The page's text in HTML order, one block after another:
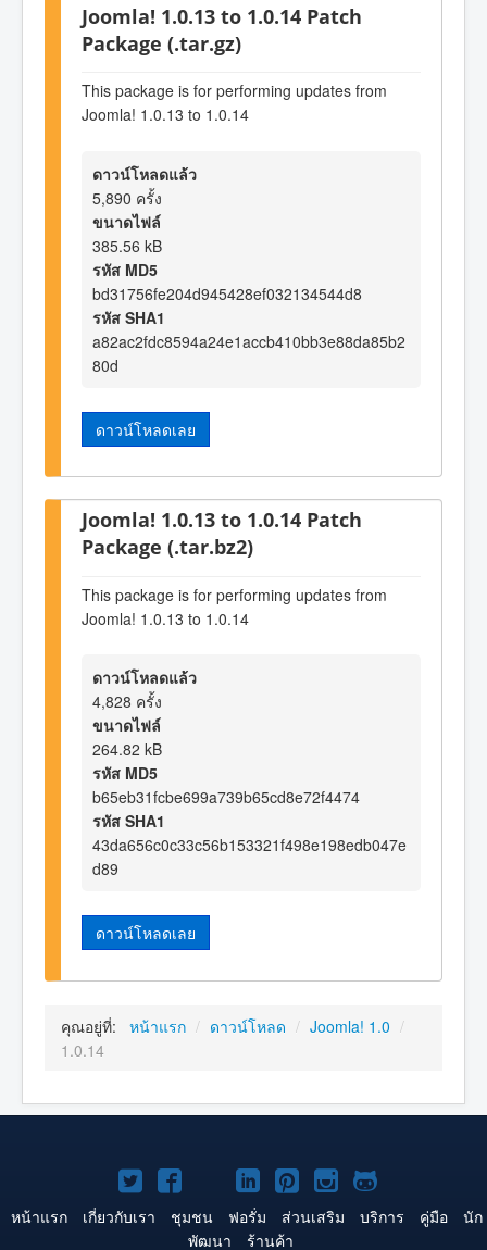
Joomla! 1.0.13 to 1.0.14 Patch
Package (.tar.gz)
This package is for performing updates from
Joomla! 1.0.13 to 1.0.14
ดาวน์โหลดแล้ว
5,890 ครั้ง
ขนาดไฟล์
385.56 kB
รหัส MD5
bd31756fe204d945428ef032134544d8
รหัส SHA1
a82ac2fdc8594a24e1accb410bb3e88da85b2
80d
ดาวน์โหลดเลย
Joomla! 1.0.13 to 1.0.14 Patch
Package (.tar.bz2)
This package is for performing updates from
Joomla! 1.0.13 to 1.0.14
ดาวน์โหลดแล้ว
4,828 ครั้ง
ขนาดไฟล์
264.82 kB
รหัส MD5
b65eb31fcbe699a739b65cd8e72f4474
รหัส SHA1
43da656c0c33c56b153321f498e198edb047e
d89
ดาวน์โหลดเลย
คุณอยู่ที่: หน้าแรก / ดาวน์โหลด / Joomla! 1.0 /
1.0.14
Joomla!
บน
Joomla!
บน
Joomla!
บน
Joomla!
บน
Joomla!
บน
Joomla!
บน
Joomla!
บน
หน้าแรก เกี่ยวกับเรา ชุมชน ฟอรั่ม ส่วนเสริม บริการ คู่มือ
นัก
พัฒนา
ร้านค้า